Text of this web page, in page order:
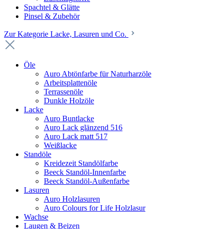
Spachtel & Glätte
Pinsel & Zubehör
Zur Kategorie Lacke, Lasuren und Co.
Öle
Auro Abtönfarbe für Naturharzöle
Arbeitsplattenöle
Terrassenöle
Dunkle Holzöle
Lacke
Auro Buntlacke
Auro Lack glänzend 516
Auro Lack matt 517
Weißlacke
Standöle
Kreidezeit Standölfarbe
Beeck Standöl-Innenfarbe
Beeck Standöl-Außenfarbe
Lasuren
Auro Holzlasuren
Auro Colours for Life Holzlasur
Wachse
Laugen & Beizen